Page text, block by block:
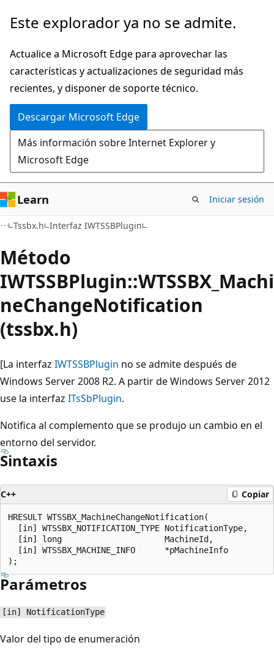
Ir
contenido
principal
Este explorador ya no se admite.
Actualice a Microsoft Edge para aprovechar las
características y actualizaciones de seguridad más
recientes, y disponer de soporte técnico.
Descargar Microsoft Edge
Más información sobre Internet Explorer y
Microsoft Edge
Learn Iniciar sesión
Tssbx.h Interfaz IWTSSBPlugin
Método
IWTSSBPlugin::WTSSBX_Machi
neChangeNotification
(tssbx.h)
[La interfaz IWTSSBPlugin no se admite después de
Windows Server 2008 R2. A partir de Windows Server 2012
use la interfaz ITsSbPlugin.
Notifica al complemento que se produjo un cambio en el
entorno del servidor.
Sintaxis
C++ Copiar
HRESULT WTSSBX_MachineChangeNotification(
  [in] WTSSBX_NOTIFICATION_TYPE NotificationType,
  [in] long                     MachineId,
  [in] WTSSBX_MACHINE_INFO      *pMachineInfo
Parámetros
[in] NotificationType
Valor del tipo de enumeración